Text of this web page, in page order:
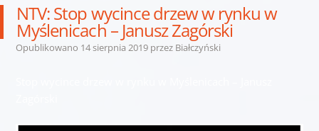
NTV: Stop wycince drzew w rynku w
Myślenicach – Janusz Zagórski
Opublikowano 14 sierpnia 2019przez Białczyński